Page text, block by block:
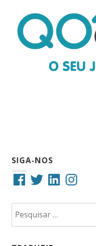
SIGA-NOS
FacebookTwitterLinkedInInstagram
por: